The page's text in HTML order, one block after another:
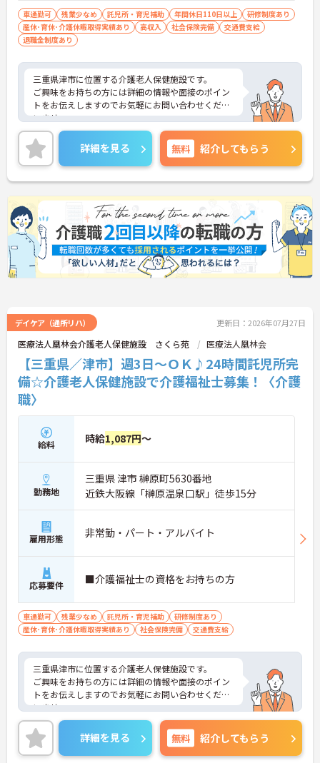
車通勤可 残業少なめ 託児所・育児補助 年間休日110日以上
研修制度あり
産休･育休･介護休暇取得実績あり
高収入 社会保険完備
交通費支給
退職金制度あり
三重県津市に位置する介護老人保健施設です。
ご興味をお持ちの方には詳細の情報や面接のポイン
トをお伝えしますのでお気軽にお問い合わせくださ
いませ。
詳細を見る 無料 紹介してもらう
デイケア（通所リハ） 更新日：2026年07月27日
医療法人凰林会介護老人保健施設 さくら苑 医療法人凰林会
【三重県／津市】週3日～ＯＫ♪24時間託児所完
備☆介護老人保健施設で介護福祉士募集！〈介護
職〉
給料 時給1,087円～
勤務地
三重県 津市 榊原町5630番地
近鉄大阪線「榊原温泉口駅」徒歩15分
雇用形態 非常勤・パート・アルバイト
応募要件 ■介護福祉士の資格をお持ちの方
車通勤可 残業少なめ 託児所・育児補助
研修制度あり
産休･育休･介護休暇取得実績あり
社会保険完備 交通費支給
三重県津市に位置する介護老人保健施設です。
ご興味をお持ちの方には詳細の情報や面接のポイン
トをお伝えしますのでお気軽にお問い合わせくださ
いませ。
詳細を見る 無料 紹介してもらう